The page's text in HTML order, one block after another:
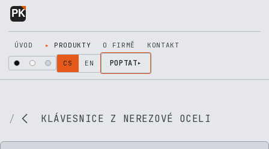
Přejít na obsah
ÚVOD PRODUKTY O FIRMĚ KONTAKT
CS EN POPTAT
KLÁVESNICE Z NEREZOVÉ OCELI